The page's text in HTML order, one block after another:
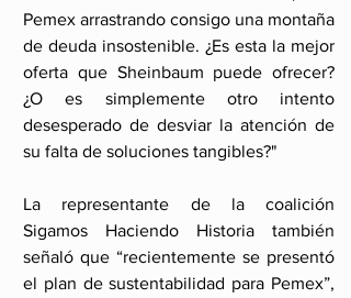
Pemex arrastrando consigo una montaña
de deuda insostenible. ¿Es esta la mejor
oferta que Sheinbaum puede ofrecer?
¿O es simplemente otro intento
desesperado de desviar la atención de
su falta de soluciones tangibles?"
La representante de la coalición
Sigamos Haciendo Historia también
señaló que “recientemente se presentó
el plan de sustentabilidad para Pemex”,